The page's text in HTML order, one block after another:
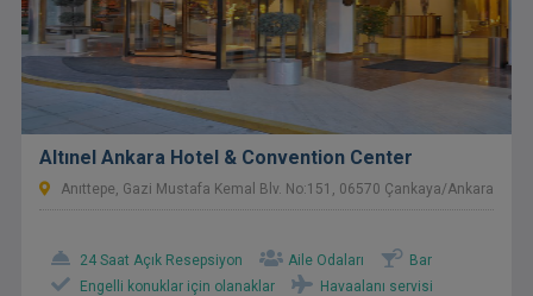
Altınel Ankara Hotel & Convention Center
Anıttepe, Gazi Mustafa Kemal Blv. No:151, 06570 Çankaya/Ankara
24 Saat Açık Resepsiyon Aile Odaları
Bar
Engelli konuklar için olanaklar
Havaalanı servisi